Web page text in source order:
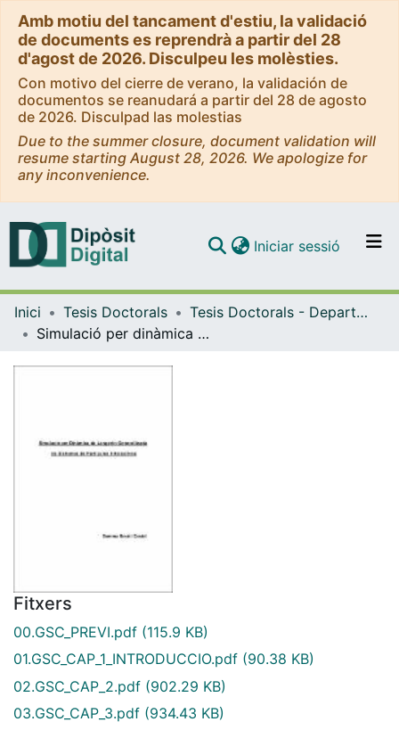
Amb motiu del tancament d'estiu, la validació
de documents es reprendrà a partir del 28
d'agost de 2026. Disculpeu les molèsties.
Con motivo del cierre de verano, la validación de
documentos se reanudará a partir del 28 de agosto
de 2026. Disculpad las molestias
Due to the summer closure, document validation will
resume starting August 28, 2026. We apologize for
any inconvenience.
Navega per tot el DD
Iniciar sessió (current)
Inici Tesis Doctorals
Tesis Doctorals - Departament - Física Fonamental
Simulació per dinàmica de Langevin generalitzada en sistemes de partícules interactives
Fitxers
00.GSC_PREVI.pdf (115.9 KB)
01.GSC_CAP_1_INTRODUCCIO.pdf (90.38 KB)
02.GSC_CAP_2.pdf (902.29 KB)
03.GSC_CAP_3.pdf (934.43 KB)